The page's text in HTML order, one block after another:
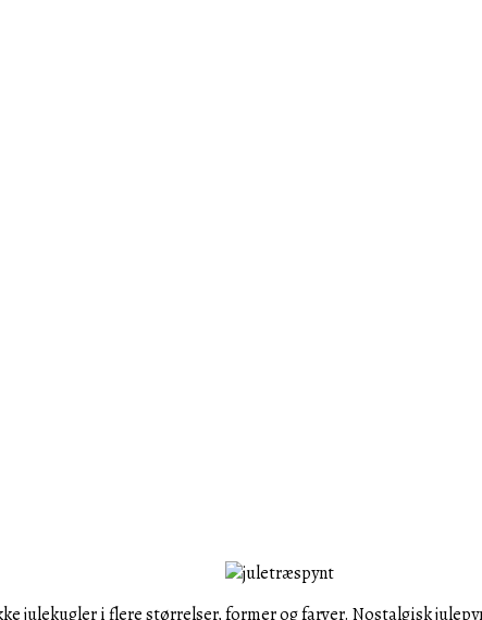
julekugler i flere størrelser, former og farver. Nostalgisk